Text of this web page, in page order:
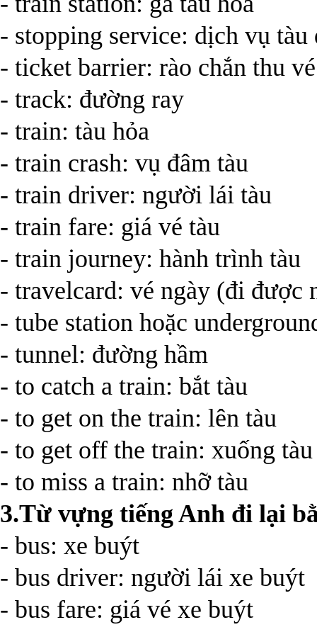
- stopping service: dịch vụ tàu
- ticket barrier: rào chắn thu vé
- track: đường ray
- train: tàu hỏa
- train crash: vụ đâm tàu
- train driver: người lái tàu
- train fare: giá vé tàu
- train journey: hành trình tàu
- travelcard: vé ngày (đi được
- tube station hoặc
- tunnel: đường hầm
- to catch a train: bắt tàu
- to get on the train: lên tàu
- to get off the train: xuống tàu
- to miss a train: nhỡ tàu
3.Từ vựng tiếng Anh đi lại
- bus: xe buýt
- bus driver: người lái xe buýt
- bus fare: giá vé xe buýt